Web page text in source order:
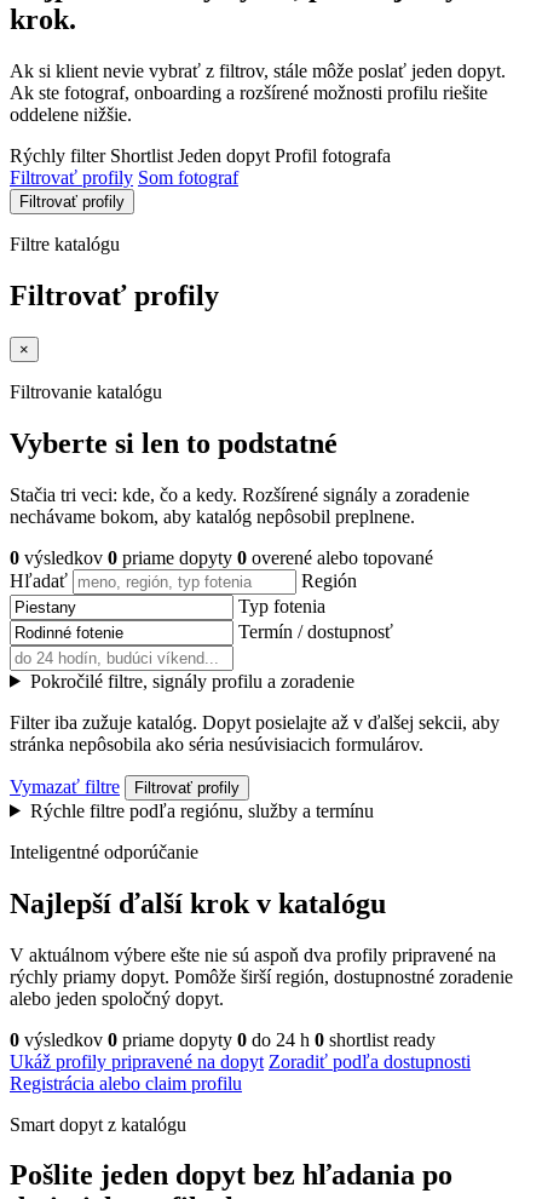
krok.
Ak si klient nevie vybrať z filtrov, stále môže poslať jeden dopyt.
Ak ste fotograf, onboarding a rozšírené možnosti profilu riešite
oddelene nižšie.
Rýchly filter Shortlist Jeden dopyt Profil fotografa
Filtrovať profily Som fotograf
Filtrovať profily
Filtre katalógu
Filtrovať profily
×
Filtrovanie katalógu
Vyberte si len to podstatné
Stačia tri veci: kde, čo a kedy. Rozšírené signály a zoradenie
nechávame bokom, aby katalóg nepôsobil preplnene.
0 výsledkov 0 priame dopyty 0 overené alebo topované
Hľadať
Región
Typ fotenia
Termín / dostupnosť
Pokročilé filtre, signály profilu a zoradenie
Filter iba zužuje katalóg. Dopyt posielajte až v ďalšej sekcii, aby
stránka nepôsobila ako séria nesúvisiacich formulárov.
Vymazať filtre Filtrovať profily
Rýchle filtre podľa regiónu, služby a termínu
Inteligentné odporúčanie
Najlepší ďalší krok v katalógu
V aktuálnom výbere ešte nie sú aspoň dva profily pripravené na
rýchly priamy dopyt. Pomôže širší región, dostupnostné zoradenie
alebo jeden spoločný dopyt.
0 výsledkov 0 priame dopyty 0 do 24 h 0 shortlist ready
Ukáž profily pripravené na dopyt Zoradiť podľa dostupnosti
Registrácia alebo claim profilu
Smart dopyt z katalógu
Pošlite jeden dopyt bez hľadania po